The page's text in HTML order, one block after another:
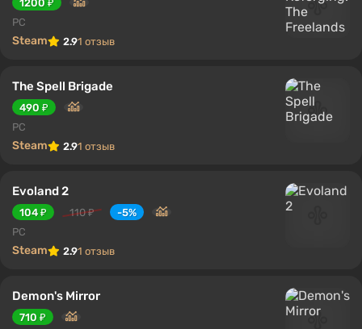
1200 ₽
PC
Steam 2.91 отзыв
The Spell Brigade
490 ₽
PC
Steam 2.91 отзыв
Evoland 2
104 ₽ 110 ₽
-5%
PC
Steam 2.91 отзыв
Demon's Mirror
710 ₽